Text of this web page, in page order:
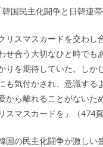
国民主化闘争と日韓連帯
リスマスカードを交わし
せ合う大切なひと時でも
りを期待していた。しか
も気付かされ、意識する
から離れることがないた
スマスカードを」（474頁
国の民主化闘争が激しい